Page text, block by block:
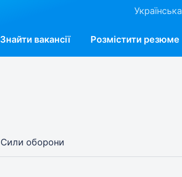
Українська
Знайти вакансії Розмістити резюме
Сили оборони